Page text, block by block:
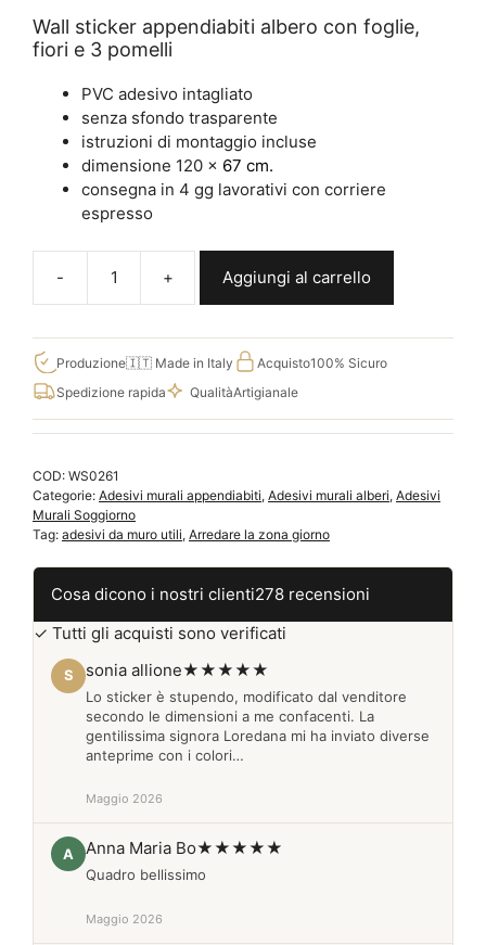
Wall sticker appendiabiti albero con foglie,
fiori e 3 pomelli
PVC adesivo intagliato
senza sfondo trasparente
istruzioni di montaggio incluse
dimensione 120 x 67 cm.
consegna in 4 gg lavorativi con corriere
espresso
Adesivi
da
parete
appendiabiti
albero
WS0261
quantità
Aggiungi al carrello
Produzione🇮🇹 Made in Italy Acquisto100% Sicuro
Spedizione rapida
QualitàArtigianale
COD: WS0261
Categorie: Adesivi murali appendiabiti, Adesivi murali alberi, Adesivi
Murali Soggiorno
Tag: adesivi da muro utili, Arredare la zona giorno
Cosa dicono i nostri clienti278 recensioni
✓ Tutti gli acquisti sono verificati
S sonia allione★★★★★
Lo sticker è stupendo, modificato dal venditore
secondo le dimensioni a me confacenti. La
gentilissima signora Loredana mi ha inviato diverse
anteprime con i colori…
Maggio 2026
A Anna Maria Bo★★★★★
Quadro bellissimo
Maggio 2026